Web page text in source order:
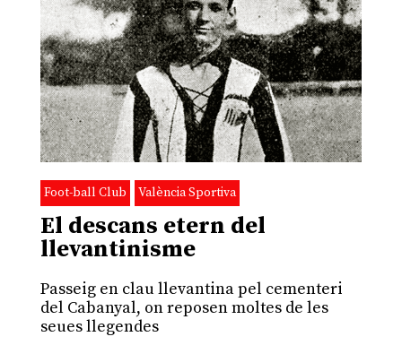
Foot-ball Club València Sportiva
El descans etern del
llevantinisme
Passeig en clau llevantina pel cementeri
del Cabanyal, on reposen moltes de les
seues llegendes